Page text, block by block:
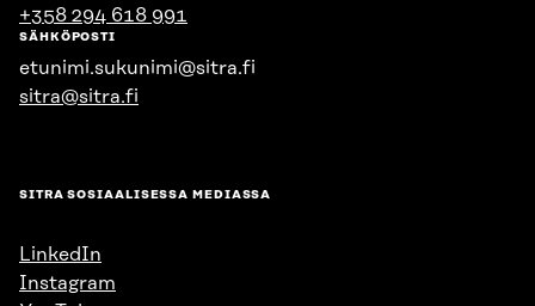
+358 294 618 991
SÄHKÖPOSTI
etunimi.sukunimi@sitra.fi
sitra@sitra.fi
SITRA SOSIAALISESSA MEDIASSA
LinkedIn
Instagram